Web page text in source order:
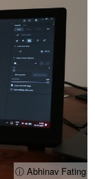
ⓘ Abhinav Fating